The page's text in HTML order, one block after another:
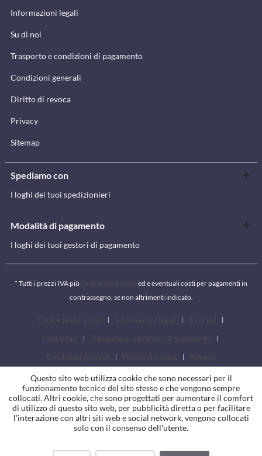
Informazioni legali
Su di noi
Trasporto e condizioni di pagamento
Condizioni generali
Diritto di revoca
Privacy
Sitemap
Spediamo con
I loghi dei tuoi spedizionieri
Modalità di pagamento
I loghi dei tuoi gestori di pagamento
* Tutti i prezzi IVA più
ed e eventuali costi per pagamenti in
contrassegno, se non altrimenti indicato.
Questo sito web utilizza cookie che sono necessari per il
funzionamento tecnico del sito stesso e che vengono sempre
collocati. Altri cookie, che sono progettati per aumentare il comfort
di utilizzo di questo sito web, per pubblicità diretta o per facilitare
l'interazione con altri siti web e social network, vengono collocati
solo con il consenso dell'utente.